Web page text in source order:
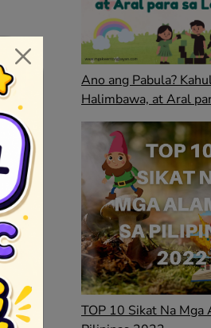
Ano ang Pabula?
Halimbawa, at Aral
TOP 10 Sikat Na Mga